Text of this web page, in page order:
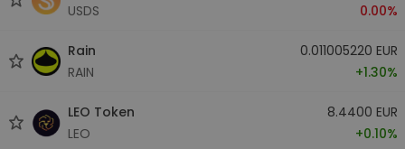
USDS
0.00%
Rain
RAIN
0.011005220 EUR
+1.30%
LEO Token
LEO
8.4400 EUR
+0.10%